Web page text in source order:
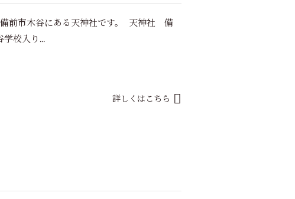
前市木谷にある天神社です。 天神社 備
学校入り...
詳しくはこちら